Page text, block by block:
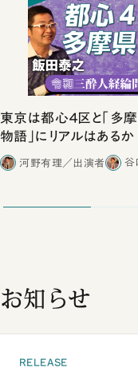
東京は都心４区と「多
物語」にリアルはある
河野有理／出演者 谷
お知らせ
RELEASE